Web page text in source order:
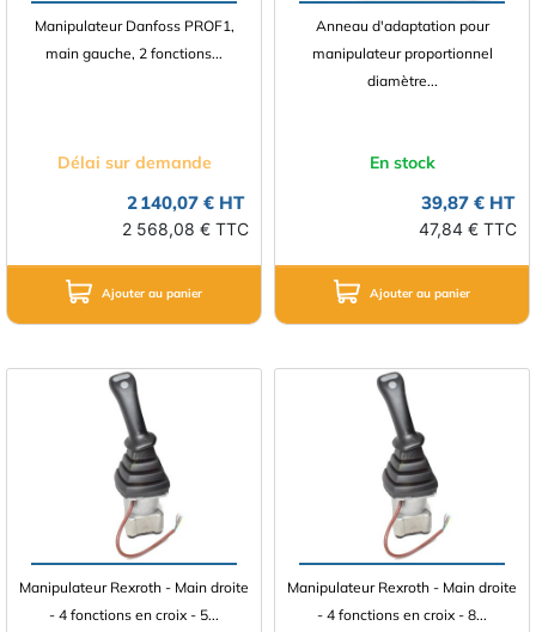
Manipulateur Danfoss PROF1,
main gauche, 2 fonctions...
Délai sur demande
2 140,07 € HT
2 568,08 € TTC
Ajouter au panier
Anneau d'adaptation pour
manipulateur proportionnel
diamètre...
En stock
39,87 € HT
47,84 € TTC
Ajouter au panier
Manipulateur Rexroth - Main droite
- 4 fonctions en croix - 5...
Manipulateur Rexroth - Main droite
- 4 fonctions en croix - 8...